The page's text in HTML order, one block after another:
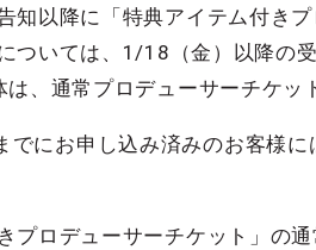
知以降に「特典アイテム付き
ついては、1/18（金）以降の
、通常プロデューサーチケッ
にお申し込み済みのお客様
プロデューサーチケット」の